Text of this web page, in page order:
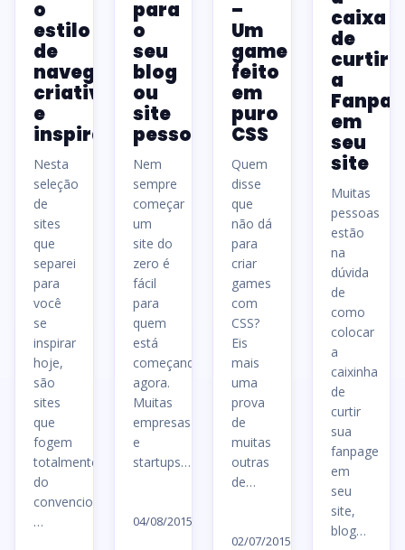
o
estilo
de
navegação
criativos
e
inspiradores
Nesta
seleção
de
sites
que
separei
para
você
se
inspirar
hoje,
são
sites
que
fogem
totalmente
do
convencional,
…
para
o
seu
blog
ou
site
pessoal
Nem
sempre
começar
um
site do
zero é
fácil
para
quem
está
começando
agora.
Muitas
empresas
e
startups…
04/08/2015
–
Um
game
feito
em
puro
CSS
Quem
disse
que
não dá
para
criar
games
com
CSS?
Eis
mais
uma
prova
de
muitas
outras
de…
02/07/2015
caixa
de
curtir
a
em
seu
site
Muitas
pessoas
estão
na
dúvida
de
como
colocar
a
caixinha
de
curtir
sua
fanpage
em
seu
site,
blog…